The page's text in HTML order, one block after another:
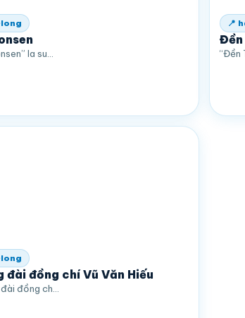
long
la su…
📍
Đền
“Đền
long
đài đồng chí Vũ Văn Hiếu
đồng ch…